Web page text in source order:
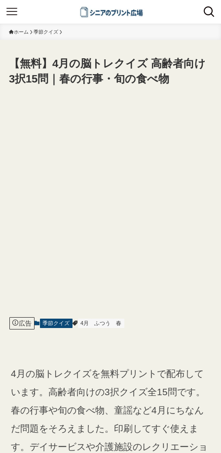
ホーム 季節クイズ
【無料】4月の脳トレクイズ 高齢者向け
3択15問｜春の行事・旬の食べ物
広告 季節クイズ 4月 ふつう 春
4月の脳トレクイズを無料プリントで配布して
います。高齢者向けの3択クイズ全15問です。
春の行事や旬の食べ物、童謡など4月にちなん
だ問題をそろえました。印刷してすぐ使えま
す。デイサービスや介護施設のレクリエーショ